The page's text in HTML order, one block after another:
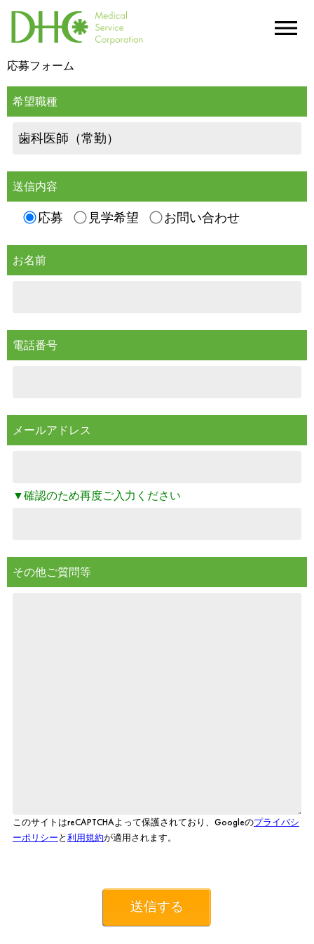
応募フォーム
希望職種
送信内容
応募 見学希望 お問い合わせ
お名前
電話番号
メールアドレス
▼確認のため再度ご入力ください
その他ご質問等
このサイトはreCAPTCHAよって保護されており、Googleのプライバシ
ーポリシー と 利用規約が適用されます。
送信する